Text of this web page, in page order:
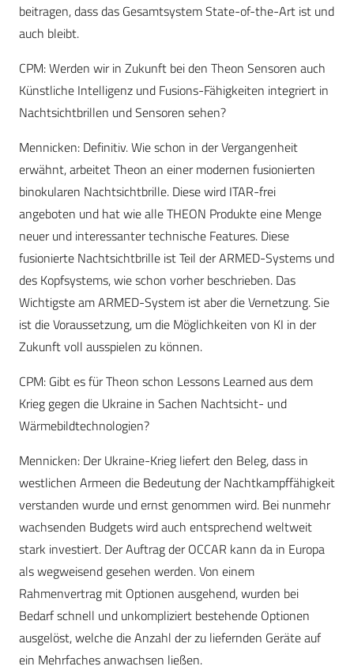
beitragen, dass das Gesamtsystem State-of-the-Art ist und
auch bleibt.
CPM: Werden wir in Zukunft bei den Theon Sensoren auch
Künstliche Intelligenz und Fusions-Fähigkeiten integriert in
Nachtsichtbrillen und Sensoren sehen?
Mennicken: Definitiv. Wie schon in der Vergangenheit
erwähnt, arbeitet Theon an einer modernen fusionierten
binokularen Nachtsichtbrille. Diese wird ITAR-frei
angeboten und hat wie alle THEON Produkte eine Menge
neuer und interessanter technische Features. Diese
fusionierte Nachtsichtbrille ist Teil der ARMED-Systems und
des Kopfsystems, wie schon vorher beschrieben. Das
Wichtigste am ARMED-System ist aber die Vernetzung. Sie
ist die Voraussetzung, um die Möglichkeiten von KI in der
Zukunft voll ausspielen zu können.
CPM: Gibt es für Theon schon Lessons Learned aus dem
Krieg gegen die Ukraine in Sachen Nachtsicht- und
Wärmebildtechnologien?
Mennicken: Der Ukraine-Krieg liefert den Beleg, dass in
westlichen Armeen die Bedeutung der Nachtkampffähigkeit
verstanden wurde und ernst genommen wird. Bei nunmehr
wachsenden Budgets wird auch entsprechend weltweit
stark investiert. Der Auftrag der OCCAR kann da in Europa
als wegweisend gesehen werden. Von einem
Rahmenvertrag mit Optionen ausgehend, wurden bei
Bedarf schnell und unkompliziert bestehende Optionen
ausgelöst, welche die Anzahl der zu liefernden Geräte auf
ein Mehrfaches anwachsen ließen.